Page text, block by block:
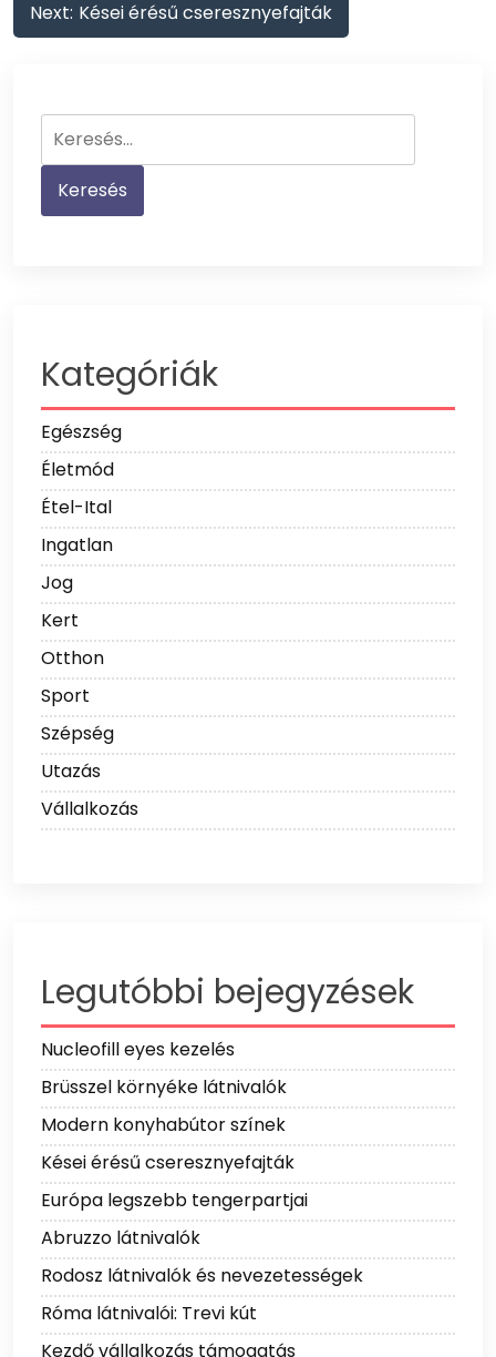
Next: Kései érésű cseresznyefajták
Keresés:
Kategóriák
Egészség
Életmód
Étel-Ital
Ingatlan
Jog
Kert
Otthon
Sport
Szépség
Utazás
Vállalkozás
Legutóbbi bejegyzések
Nucleofill eyes kezelés
Brüsszel környéke látnivalók
Modern konyhabútor színek
Kései érésű cseresznyefajták
Európa legszebb tengerpartjai
Abruzzo látnivalók
Rodosz látnivalók és nevezetességek
Róma látnivalói: Trevi kút
Kezdő vállalkozás támogatás